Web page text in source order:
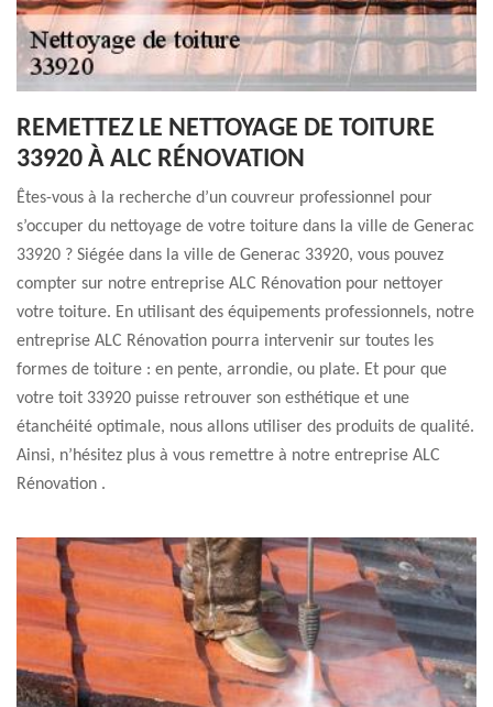
REMETTEZ LE NETTOYAGE DE TOITURE
33920 À ALC RÉNOVATION
Êtes-vous à la recherche d’un couvreur professionnel pour
s’occuper du nettoyage de votre toiture dans la ville de Generac
33920 ? Siégée dans la ville de Generac 33920, vous pouvez
compter sur notre entreprise ALC Rénovation pour nettoyer
votre toiture. En utilisant des équipements professionnels, notre
entreprise ALC Rénovation pourra intervenir sur toutes les
formes de toiture : en pente, arrondie, ou plate. Et pour que
votre toit 33920 puisse retrouver son esthétique et une
étanchéité optimale, nous allons utiliser des produits de qualité.
Ainsi, n’hésitez plus à vous remettre à notre entreprise ALC
Rénovation .